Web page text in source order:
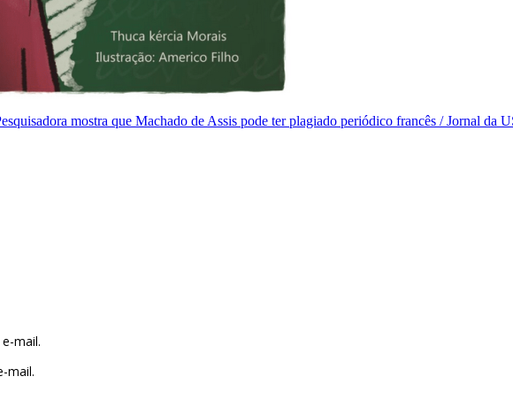
mostra que Machado de Assis pode ter plagiado periódico francês / Jornal da
mail.
mail.